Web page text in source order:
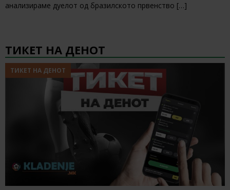
анализираме дуелот од бразилското првенство […]
ТИКЕТ НА ДЕНОТ
ТИКЕТ НА ДЕНОТ